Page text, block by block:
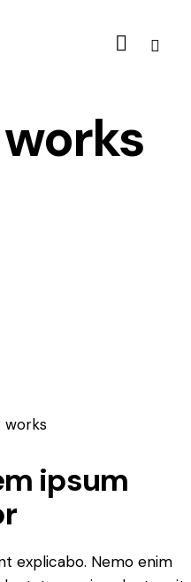
ipsum
explicabo. Nemo enim